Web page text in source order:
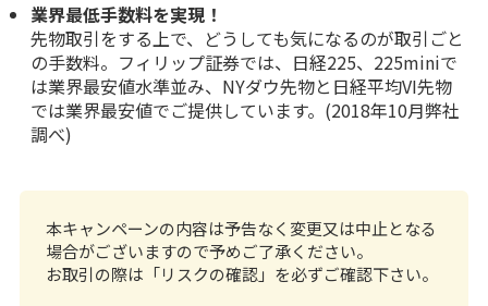
業界最低手数料を実現！
先物取引をする上で、どうしても気になるのが取引ごと
の手数料。フィリップ証券では、 日経225、 225miniで
は業界最安値水準並み、 NYダウ先物と 日経平均VI先物
では業界最安値でご提供しています。(2018年10月弊社
調べ)
本キャンペーンの内容は予告なく変更又は中止となる
場合がございますので予めご了承ください。
お取引の際は「リスクの確認」を必ずご確認下さい。